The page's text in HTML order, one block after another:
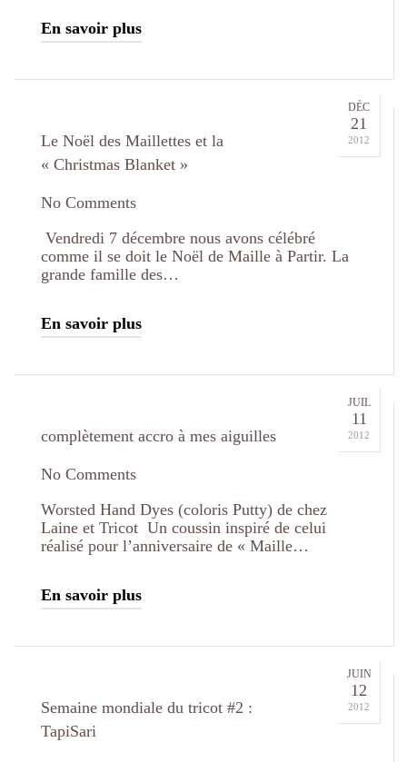
En savoir plus
DÉC
21
2012
Le Noël des Maillettes et la
« Christmas Blanket »
No Comments
Vendredi 7 décembre nous avons célébré
comme il se doit le Noël de Maille à Partir. La
grande famille des…
En savoir plus
JUIL
11
2012
complètement accro à mes aiguilles
No Comments
Worsted Hand Dyes (coloris Putty) de chez
Laine et Tricot Un coussin inspiré de celui
réalisé pour l’anniversaire de « Maille…
En savoir plus
JUIN
12
2012
Semaine mondiale du tricot #2 :
TapiSari